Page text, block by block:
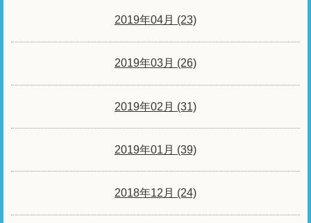
2019年04月 (23)
2019年03月 (26)
2019年02月 (31)
2019年01月 (39)
2018年12月 (24)